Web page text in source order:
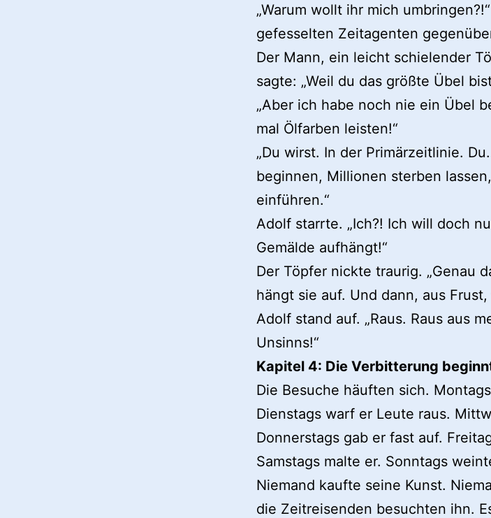
„Warum wollt ihr mich
gefesselten Zeitagenten
Der Mann, ein leicht schielender
sagte: „Weil du das größte Übel
„Aber ich habe noch nie ein Übel
mal Ölfarben leisten!“
„Du wirst. In der Primärzeitlinie.
beginnen, Millionen sterben
einführen.“
Adolf starrte. „Ich?! Ich will doch
Gemälde aufhängt!“
Der Töpfer nickte traurig. „Genau
hängt sie auf. Und dann, aus
Adolf stand auf. „Raus. Raus aus
Unsinns!“
Kapitel 4: Die Verbitterung
Die Besuche häuften sich.
Dienstags warf er Leute raus.
Donnerstags gab er fast auf.
Samstags malte er. Sonntags
Niemand kaufte seine Kunst.
die Zeitreisenden besuchten ihn.